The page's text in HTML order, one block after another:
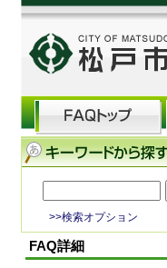
>>検索オプション
FAQ詳細